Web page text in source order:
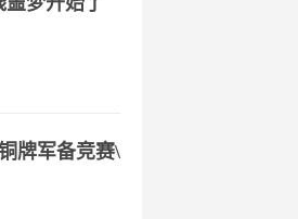
牌军备竞赛\"